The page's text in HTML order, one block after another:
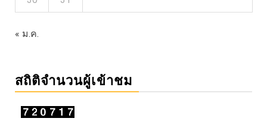
« ม.ค.
สถิติจำนวนผู้เข้าชม